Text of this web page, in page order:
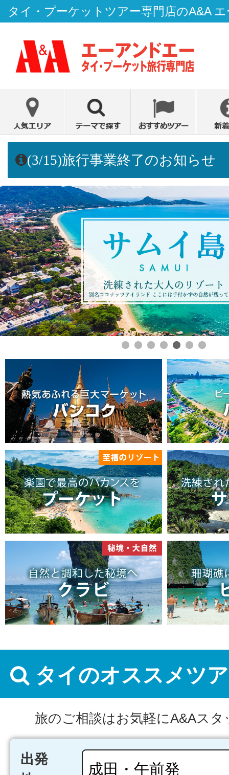
タイ・プーケットツアー専門店のA&A
(3/15)旅行事業終了のお知らせ
タイのオススメツ
旅のご相談はお気軽にA&Aスタ
出発